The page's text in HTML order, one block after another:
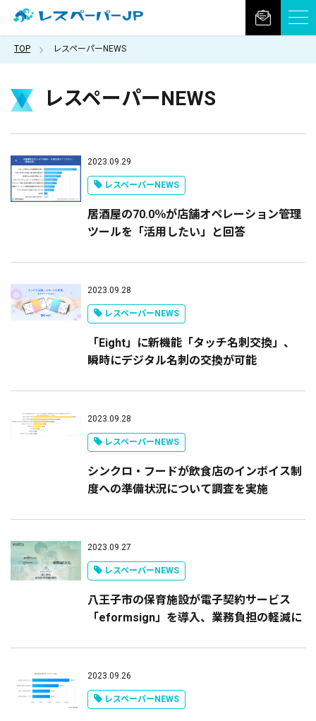
TOP レスペーパーNEWS
レスペーパーNEWS
2023.09.29
レスペーパーNEWS
居酒屋の70.0％が店舗オペレーション管理
ツールを「活用したい」と回答
2023.09.28
レスペーパーNEWS
「Eight」に新機能「タッチ名刺交換」、
瞬時にデジタル名刺の交換が可能
2023.09.28
レスペーパーNEWS
シンクロ・フードが飲食店のインボイス制
度への準備状況について調査を実施
2023.09.27
レスペーパーNEWS
八王子市の保育施設が電子契約サービス
「eformsign」を導入、業務負担の軽減に
2023.09.26
レスペーパーNEWS